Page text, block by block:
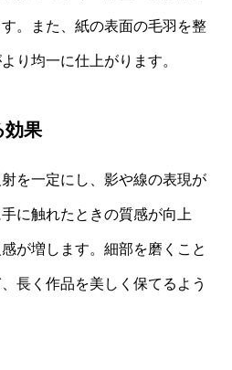
。また、紙の表面の毛羽を整
り均一に仕上がります。
効果
を一定にし、影や線の表現が
に触れたときの質感が向上
が増します。細部を磨くこと
長く作品を美しく保てるよう